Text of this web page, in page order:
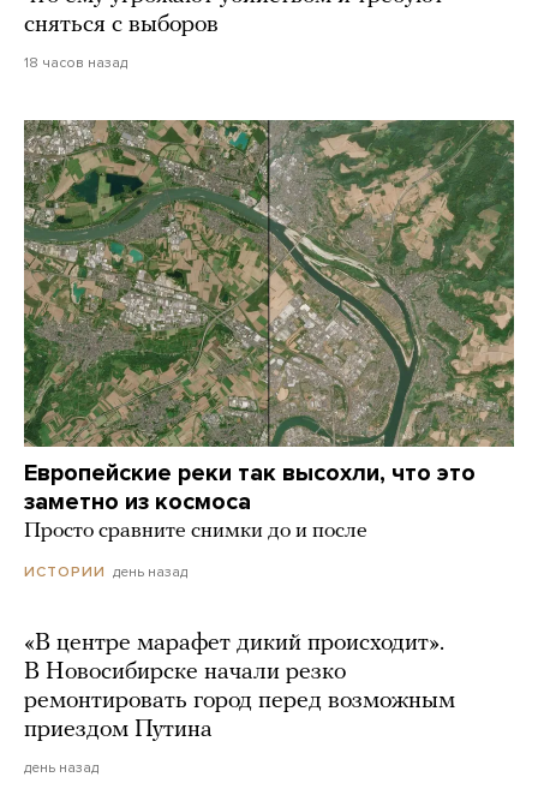
сняться с выборов
18 часов назад
Европейские реки так высохли, что это
заметно из космоса
Просто сравните снимки до и после
ИСТОРИИ день назад
«В центре марафет дикий происходит».
В Новосибирске начали резко
ремонтировать город перед возможным
приездом Путина
день назад